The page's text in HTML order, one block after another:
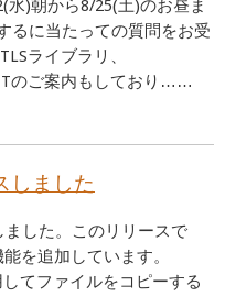
水)朝から8/25(土)のお昼ま
るに当たっての質問をお受
ライブラリ、
のご案内もしており……
しました
した。このリリースで
を追加しています。
てファイルをコピーする